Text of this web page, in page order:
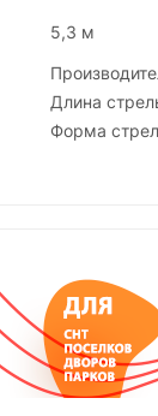
5,3 м
Длина
Форма